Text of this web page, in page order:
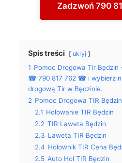
Zadzwoń 790
Spis treści ukryj
1 Pomoc Drogowa Tir
☎ 790 817 762 ☎ i wybierz
drogową Tir w Będzinie.
2 Pomoc Drogowa TIR Będzin
2.1 Holowanie TIR Będzin
2.2 TIR Laweta Będzin
2.3 Laweta TIR Będzin
2.4 Holownik TIR Cena
2.5 Auto Hol TIR Będzin